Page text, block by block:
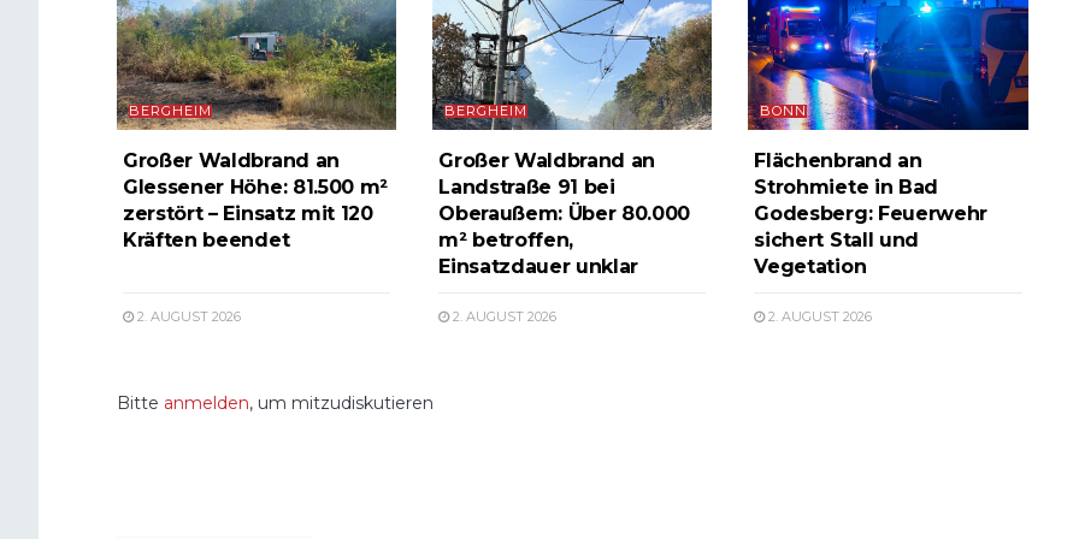
BERGHEIM
Großer Waldbrand an
Glessener Höhe: 81.500 m²
zerstört – Einsatz mit 120
Kräften beendet
2. AUGUST 2026
BERGHEIM
Großer Waldbrand an
Landstraße 91 bei
Oberaußem: Über 80.000
m² betroffen,
Einsatzdauer unklar
2. AUGUST 2026
BONN
Flächenbrand an
Strohmiete in Bad
Godesberg: Feuerwehr
sichert Stall und
Vegetation
2. AUGUST 2026
Bitte anmelden, um mitzudiskutieren